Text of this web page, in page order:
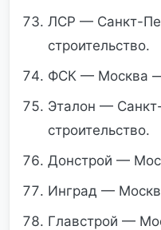
ЛСР — Санкт-
строительство.
ФСК — Москва —
Эталон —
строительство.
Донстрой —
Инград —
Главстрой —